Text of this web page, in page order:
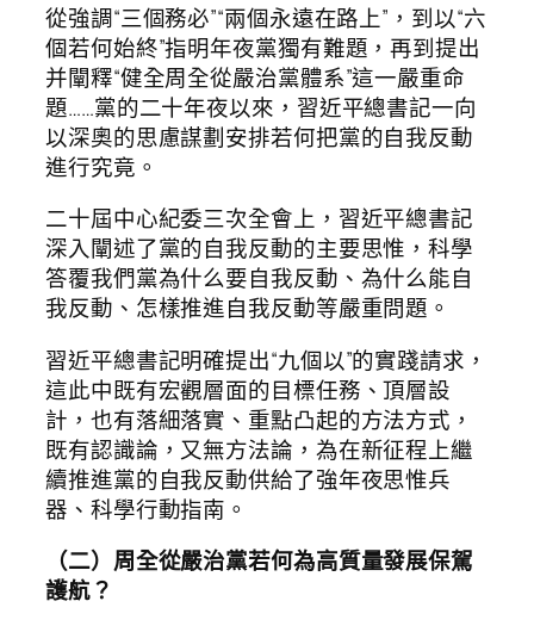
從強調“三個務必”“兩個永遠在路上”，到以“六
個若何始終”指明年夜黨獨有難題，再到提出
并闡釋“健全周全從嚴治黨體系”這一嚴重命
題……黨的二十年夜以來，習近平總書記一向
以深奧的思慮謀劃安排若何把黨的自我反動
進行究竟。
二十屆中心紀委三次全會上，習近平總書記
深入闡述了黨的自我反動的主要思惟，科學
答覆我們黨為什么要自我反動、為什么能自
我反動、怎樣推進自我反動等嚴重問題。
習近平總書記明確提出“九個以”的實踐請求，
這此中既有宏觀層面的目標任務、頂層設
計，也有落細落實、重點凸起的方法方式，
既有認識論，又無方法論，為在新征程上繼
續推進黨的自我反動供給了強年夜思惟兵
器、科學行動指南。
（二）周全從嚴治黨若何為高質量發展保駕
護航？